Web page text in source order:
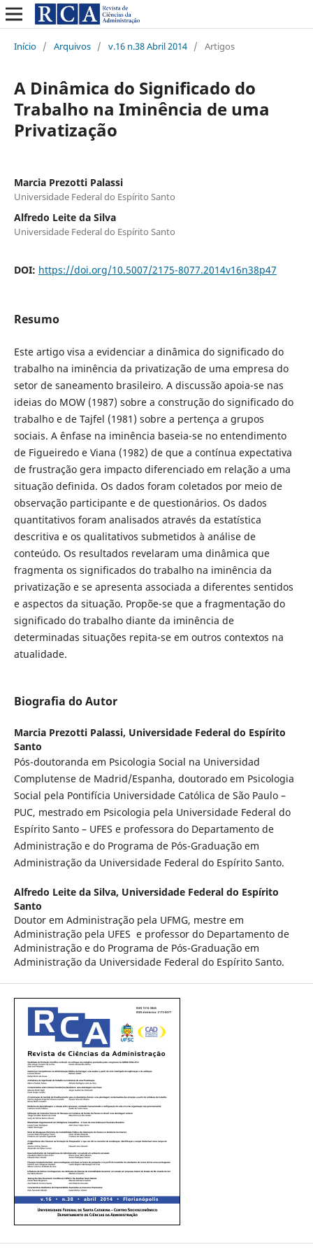
Início / Arquivos / v.16 n.38 Abril 2014 / Artigos
A Dinâmica do Significado do
Trabalho na Iminência de uma
Privatização
Marcia Prezotti Palassi
Universidade Federal do Espírito Santo
Alfredo Leite da Silva
Universidade Federal do Espírito Santo
DOI: https://doi.org/10.5007/2175-8077.2014v16n38p47
Resumo
Este artigo visa a evidenciar a dinâmica do significado do
trabalho na iminência da privatização de uma empresa do
setor de saneamento brasileiro. A discussão apoia-se nas
ideias do MOW (1987) sobre a construção do significado do
trabalho e de Tajfel (1981) sobre a pertença a grupos
sociais. A ênfase na iminência baseia-se no entendimento
de Figueiredo e Viana (1982) de que a contínua expectativa
de frustração gera impacto diferenciado em relação a uma
situação definida. Os dados foram coletados por meio de
observação participante e de questionários. Os dados
quantitativos foram analisados através da estatística
descritiva e os qualitativos submetidos à análise de
conteúdo. Os resultados revelaram uma dinâmica que
fragmenta os significados do trabalho na iminência da
privatização e se apresenta associada a diferentes sentidos
e aspectos da situação. Propõe-se que a fragmentação do
significado do trabalho diante da iminência de
determinadas situações repita-se em outros contextos na
atualidade.
Biografia do Autor
Marcia Prezotti Palassi, Universidade Federal do Espírito
Santo
Pós-doutoranda em Psicologia Social na Universidad
Complutense de Madrid/Espanha, doutorado em Psicologia
Social pela Pontifícia Universidade Católica de São Paulo –
PUC, mestrado em Psicologia pela Universidade Federal do
Espírito Santo – UFES e professora do Departamento de
Administração e do Programa de Pós-Graduação em
Administração da Universidade Federal do Espírito Santo.
Alfredo Leite da Silva, Universidade Federal do Espírito
Santo
Doutor em Administração pela UFMG, mestre em
Administração pela UFES e professor do Departamento de
Administração e do Programa de Pós-Graduação em
Administração da Universidade Federal do Espírito Santo.